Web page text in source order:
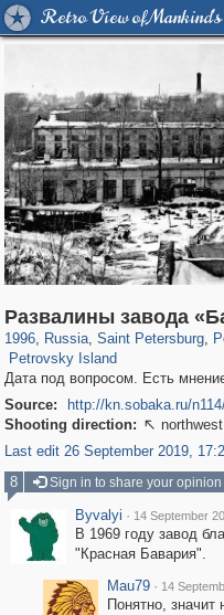
Retro View of
Развалины завода
1996, Russia
1,406,258 29,243
, Saint Petersburg
197,112 5,709
,
Petrovsky Island
551
Дата под вопросом. Есть
Source:
http://kn.sobaka.ru/
Shooting direction:  northwest
Last edit 26 September 2019,
8
Sign in to share your opinion
Byvalyi · 14 September
В 1969 году завод
"Красная Бавария".
Mau79 · 14
Понятно,